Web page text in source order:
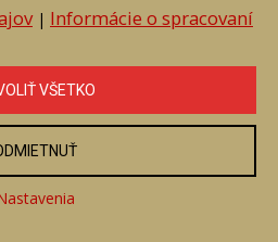
Tatry
156105
predaj
| Informácie o spracovaní
VŠETKO